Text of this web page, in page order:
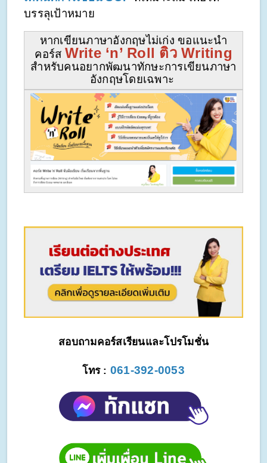
บรรลุเป้าหมาย
หากเขียนภาษาอังกฤษไม่เก่ง ขอแนะนำ
คอร์ส Write ‘n’ Roll ติว Writing
สำหรับคนอยากพัฒนาทักษะการเขียนภาษา
อังกฤษโดยเฉพาะ
สอบถามคอร์สเรียนและโปรโมชั่น
โทร : 061-392-0053